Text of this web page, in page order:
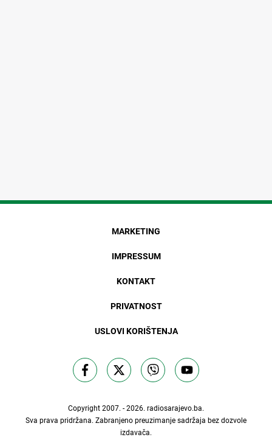
MARKETING
IMPRESSUM
KONTAKT
PRIVATNOST
USLOVI KORIŠTENJA
Copyright 2007. - 2026. radiosarajevo.ba.
Sva prava pridržana. Zabranjeno preuzimanje sadržaja bez dozvole
izdavača.